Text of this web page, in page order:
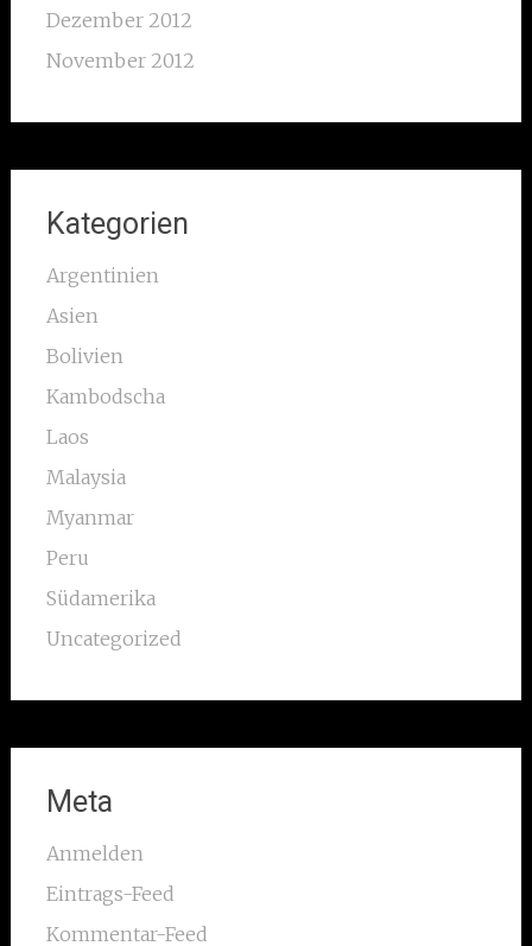
Dezember 2012
November 2012
Kategorien
Argentinien
Asien
Bolivien
Kambodscha
Laos
Malaysia
Myanmar
Peru
Südamerika
Uncategorized
Meta
Anmelden
Eintrags-Feed
Kommentar-Feed